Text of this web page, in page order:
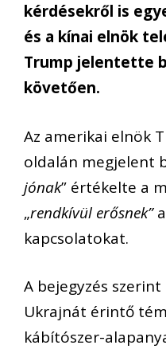
kérdésekről is
és a kínai elnök
Trump jelentette
követően.
Az amerikai elnök
oldalán megjelent
jónak” értékelte a
„rendkívül erősnek”
kapcsolatokat.
A bejegyzés
Ukrajnát érintő
kábítószer-